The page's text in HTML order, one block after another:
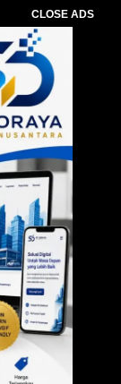
CLOSE ADS